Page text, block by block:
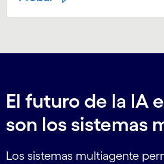
El futuro de la IA
son los sistemas
Los sistemas multiagente